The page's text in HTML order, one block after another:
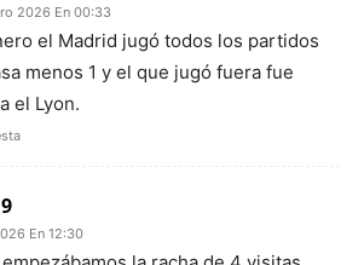
2026 En 00:33
el Madrid jugó todos los partidos
menos 1 y el que jugó fuera fue
el Lyon.
En 12:30